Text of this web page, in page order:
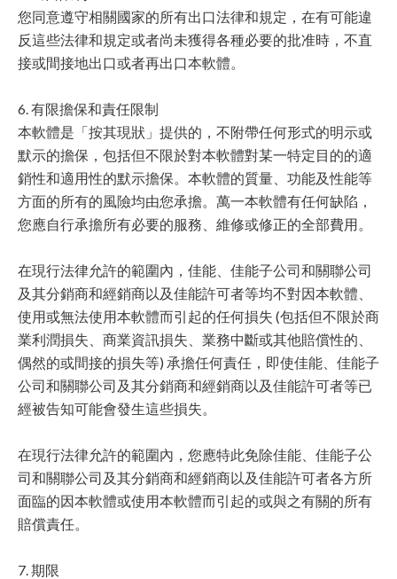
您同意遵守相關國家的所有出口法律和規定，在有可能違
反這些法律和規定或者尚未獲得各種必要的批准時，不直
接或間接地出口或者再出口本軟體。
6. 有限擔保和責任限制
本軟體是「按其現狀」提供的，不附帶任何形式的明示或
默示的擔保，包括但不限於對本軟體對某一特定目的的適
銷性和適用性的默示擔保。本軟體的質量、功能及性能等
方面的所有的風險均由您承擔。萬一本軟體有任何缺陷，
您應自行承擔所有必要的服務、維修或修正的全部費用。
在現行法律允許的範圍內，佳能、佳能子公司和關聯公司
及其分銷商和經銷商以及佳能許可者等均不對因本軟體、
使用或無法使用本軟體而引起的任何損失 (包括但不限於商
業利潤損失、商業資訊損失、業務中斷或其他賠償性的、
偶然的或間接的損失等) 承擔任何責任，即使佳能、佳能子
公司和關聯公司及其分銷商和經銷商以及佳能許可者等已
經被告知可能會發生這些損失。
在現行法律允許的範圍內，您應特此免除佳能、佳能子公
司和關聯公司及其分銷商和經銷商以及佳能許可者各方所
面臨的因本軟體或使用本軟體而引起的或與之有關的所有
賠償責任。
7. 期限